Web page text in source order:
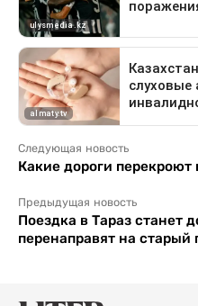
Следующая новость
Какие дороги перекроют
Предыдущая новость
Поездка в Тараз станет
перенаправят на старый